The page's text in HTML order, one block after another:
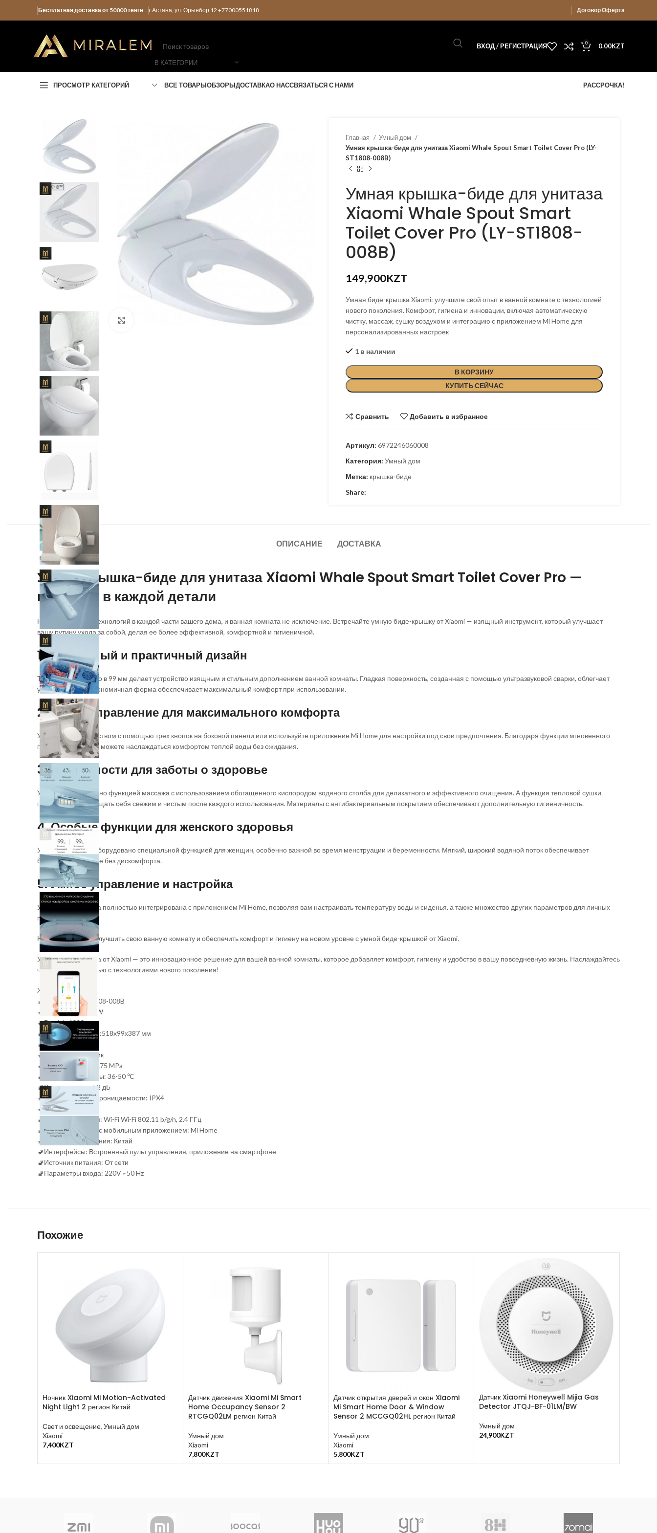
Бесплатная доставка от 50000 тенге г.Астана, ул. Орынбор 12 +77000551818 Договор Оферта
В КАТЕГОРИИ
ВХОД / РЕГИСТРАЦИЯ 0 0.00KZT
ПРОСМОТР КАТЕГОРИЙ ВСЕ ТОВАРЫОБЗОРЫДОСТАВКАО НАССВЯЗАТЬСЯ С НАМИ РАССРОЧКА!
Нажмите, чтобы увеличить
Главная
Умный дом
Умная крышка-биде для унитаза Xiaomi Whale Spout Smart Toilet Cover Pro (LY-
ST1808-008B)
Умная крышка-биде для унитаза
Xiaomi Whale Spout Smart
Toilet Cover Pro (LY-ST1808-
008B)
149,900KZT
Умная биде-крышка Xiaomi: улучшите свой опыт в ванной комнате с технологией
нового поколения. Комфорт, гигиена и инновации, включая автоматическую
чистку, массаж, сушку воздухом и интеграцию с приложением Mi Home для
персонализированных настроек
1 в наличии
В КОРЗИНУ
КУПИТЬ СЕЙЧАС
Сравнить Добавить в избранное
Артикул: 6972246060008
Категория: Умный дом
Метка: крышка-биде
Share:
ОПИСАНИЕ ДОСТАВКА
Умная крышка-биде для унитаза Xiaomi Whale Spout Smart Toilet Cover Pro —
простота в каждой детали
Наступило время технологий в каждой части вашего дома, и ванная комната не исключение. Встречайте умную биде-крышку от Xiaomi — изящный инструмент, который улучшает
вашу рутину ухода за собой, делая ее более эффективной, комфортной и гигиеничной.
1. Элегантный и практичный дизайн
Тонкий дизайн всего в 99 мм делает устройство изящным и стильным дополнением ванной комнаты. Гладкая поверхность, созданная с помощью ультразвуковой сварки, облегчает
уход и чистку, а эргономичная форма обеспечивает максимальный комфорт при использовании.
2. Умное управление для максимального комфорта
Управляйте устройством с помощью трех кнопок на боковой панели или используйте приложение Mi Home для настройки под свои предпочтения. Благодаря функции мгновенного
подогрева воды, вы можете наслаждаться комфортом теплой воды без ожидания.
3. Особенности для заботы о здоровье
Устройство оснащено функцией массажа с использованием обогащенного кислородом водяного столба для деликатного и эффективного очищения. А функция тепловой сушки
позволяет вам ощущать себя свежим и чистым после каждого использования. Материалы с антибактериальным покрытием обеспечивают дополнительную гигиеничность.
4. Особые функции для женского здоровья
Устройство также оборудовано специальной функцией для женщин, особенно важной во время менструации и беременности. Мягкий, широкий водяной поток обеспечивает
бережное очищение без дискомфорта.
5. Умное управление и настройка
Умная биде-крышка полностью интегрирована с приложением Mi Home, позволяя вам настраивать температуру воды и сиденья, а также множество других параметров для личных
предпочтений.
Не упустите шанс улучшить свою ванную комнату и обеспечить комфорт и гигиену на новом уровне с умной биде-крышкой от Xiaomi.
Умная биде-крышка от Xiaomi — это инновационное решение для вашей ванной комнаты, которое добавляет комфорт, гигиену и удобство в вашу повседневную жизнь. Наслаждайтесь
чистотой и свежестью с технологиями нового поколения!
Характеристики:
🚽Модель: LY-ST1808-008B
🚽Мощность: 1030W
🚽Вес (g): 4000
🚽Размеры (ГхВхШ):518х99х387 мм
🚽Цвет: Белый
🚽Материал Пластик
🚽Давление: 0.07-0.75 MPa
🚽Температура воды: 36-50 ℃
🚽Уровень шума: 52 дБ
🚽Степень водонепроницаемости: IPX4
🚽Умный дом: Да
🚽Тип подключения: Wi-Fi Wi-Fi 802.11 b/g/n, 2.4 ГГц
🚽Взаимодействие с мобильным приложением: Mi Home
🚽Регион подключения: Китай
🚽Интерфейсы: Встроенный пульт управления, приложение на смартфоне
🚽Источник питания: От сети
🚽Параметры входа: 220V ~50 Hz
Похожие
Ночник Xiaomi Mi Motion-Activated
Night Light 2 регион Китай
Свет и освещение, Умный дом
Xiaomi
7,400KZT
Датчик движения Xiaomi Mi Smart
Home Occupancy Sensor 2
RTCGQ02LM регион Китай
Умный дом
Xiaomi
7,800KZT
В Корзину
Датчик открытия дверей и окон Xiaomi
Mi Smart Home Door & Window
Sensor 2 MCCGQ02HL регион Китай
Умный дом
Xiaomi
5,800KZT
В Корзину
Датчик Xiaomi Honeywell Mijia Gas
Detector JTQJ-BF-01LM/BW
Умный дом
24,900KZT